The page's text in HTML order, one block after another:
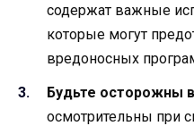
содержат важные
которые могут
вредоносных
Будьте осторожны
осмотрительны при